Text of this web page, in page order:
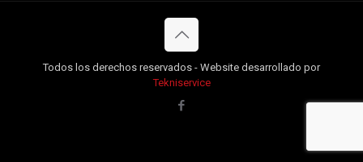
Todos los derechos reservados - Website desarrollado por
Tekniservice